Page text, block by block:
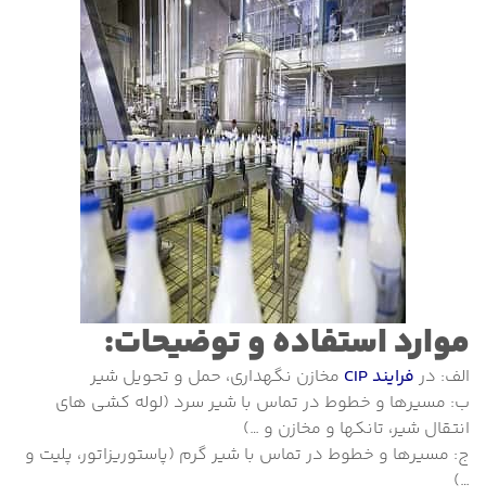
موارد استفاده و توضیحات:
الف: در فرایند CIP
مخازن نگهداری، حمل و تحویل شیر
ب: مسیرها و خطوط در تماس با شیر سرد (لوله کشی های
انتقال شیر، تانکها و مخازن و …)
ج: مسیرها و خطوط در تماس با شیر گرم (پاستوریزاتور، پلیت و
…)